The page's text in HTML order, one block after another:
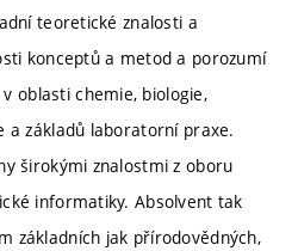
teoretické znalosti a
konceptů a metod a porozumí
oblasti chemie, biologie,
a základů laboratorní praxe.
širokými znalostmi z oboru
informatiky. Absolvent tak
základních jak přírodovědných,